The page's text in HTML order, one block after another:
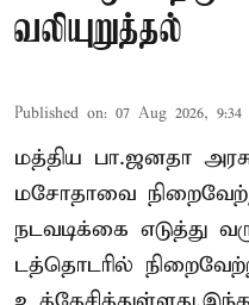
வலியுறுத்தல்
Published on: 07 Aug 2026, 9:34
மத்திய பா.ஜனதா
மசோதாவை
நடவடிக்கை எடுத்து
டத்தொடரில்